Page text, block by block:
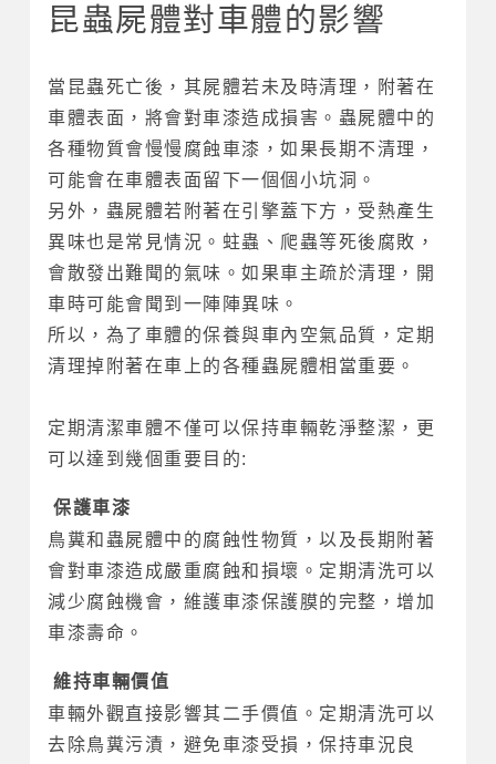
昆蟲屍體對車體的影響
當昆蟲死亡後，其屍體若未及時清理，附著在
車體表面，將會對車漆造成損害。蟲屍體中的
各種物質會慢慢腐蝕車漆，如果長期不清理，
可能會在車體表面留下一個個小坑洞。
另外，蟲屍體若附著在引擎蓋下方，受熱產生
異味也是常見情況。蛀蟲、爬蟲等死後腐敗，
會散發出難聞的氣味。如果車主疏於清理，開
車時可能會聞到一陣陣異味。
所以，為了車體的保養與車內空氣品質，定期
清理掉附著在車上的各種蟲屍體相當重要。
定期清潔車體不僅可以保持車輛乾淨整潔，更
可以達到幾個重要目的:
保護車漆
鳥糞和蟲屍體中的腐蝕性物質，以及長期附著
會對車漆造成嚴重腐蝕和損壞。定期清洗可以
減少腐蝕機會，維護車漆保護膜的完整，增加
車漆壽命。
維持車輛價值
車輛外觀直接影響其二手價值。定期清洗可以
去除鳥糞污漬，避免車漆受損，保持車況良